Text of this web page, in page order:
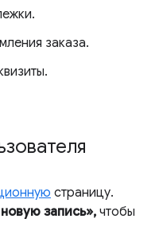
заказа.
страницу.
запись», чтобы